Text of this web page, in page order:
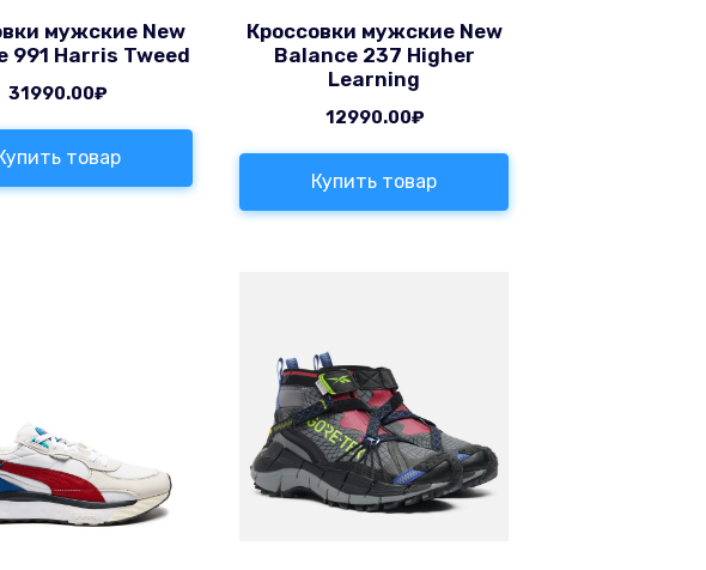
мужские New
991 Harris Tweed
31990.00₽
товар
Кроссовки мужские New
Balance 237 Higher
Learning
12990.00₽
Купить товар